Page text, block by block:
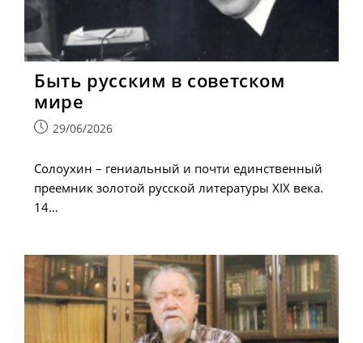
Быть русским в советском
мире
Запись29/06/2026
Солоухин – гениальный и почти единственный
преемник золотой русской литературы XIX века.
14…